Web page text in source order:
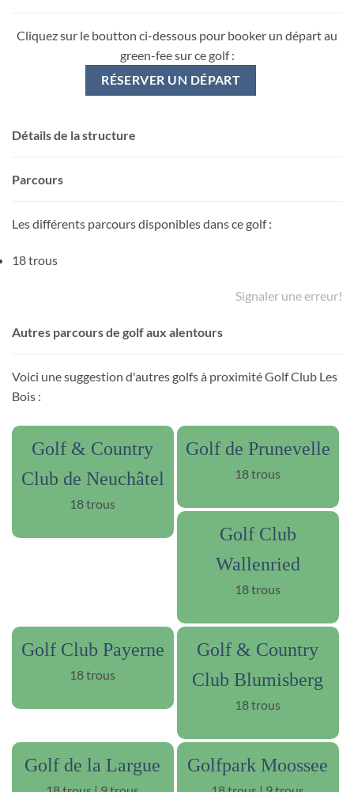
Cliquez sur le boutton ci-dessous pour booker un départ au
green-fee sur ce golf :
RÉSERVER UN DÉPART
Détails de la structure
Parcours
Les différents parcours disponibles dans ce golf :
18 trous
Signaler une erreur!
Autres parcours de golf aux alentours
Voici une suggestion d'autres golfs à proximité Golf Club Les
Bois :
Golf & Country
Club de Neuchâtel
18 trous
Golf de Prunevelle
18 trous
Golf Club
Wallenried
18 trous
Golf Club Payerne
18 trous
Golf & Country
Club Blumisberg
18 trous
Golf de la Largue Golfpark Moossee